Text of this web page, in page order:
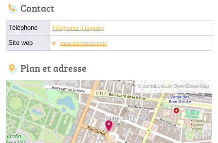
Contact
Téléphone Téléphoner à l'agence
Site web www.eluxtravel.com
Plan et adresse
© contributeurs OpenStreetMap